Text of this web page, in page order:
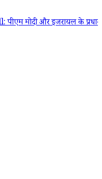
के प्रधानमंत्री बेंजामिन